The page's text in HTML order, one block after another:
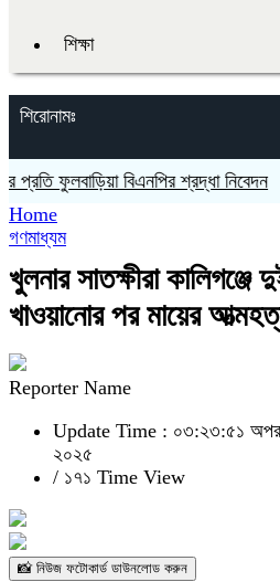
শিক্ষা
শিরোনামঃ
ফুলবাড়িয়া বিএনপির শ্রদ্ধা নিবেদন
Home
গণমাধ্যম
খুলনার সাতক্ষীরা কালিগঞ্জে
খাওয়ানোর পর মায়ের
Reporter Name
Update Time : ০৩:২৩:৫১
২০২৫
/ ১৭১ Time View
📸 নিউজ ফটোকার্ড ডাউনলোড করুন